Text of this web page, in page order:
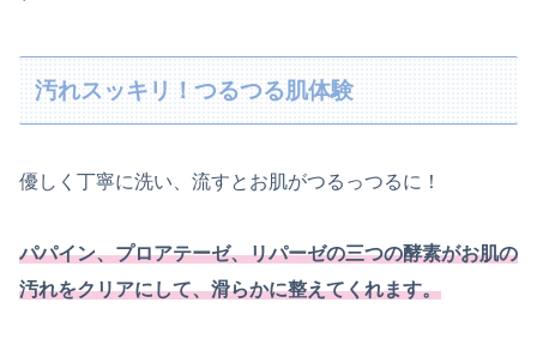
汚れスッキリ！つるつる肌体験
優しく丁寧に洗い、流すとお肌がつるっつるに！
パパイン、プロアテーゼ、リパーゼの三つの酵素がお肌の
汚れをクリアにして、滑らかに整えてくれます。